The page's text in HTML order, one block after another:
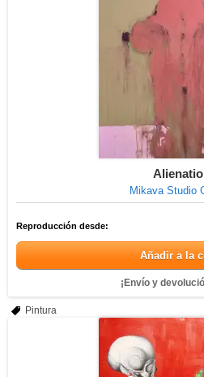
Mikava Studio
Reproducción desde:
Añadir a la
¡Envío y
Pintura